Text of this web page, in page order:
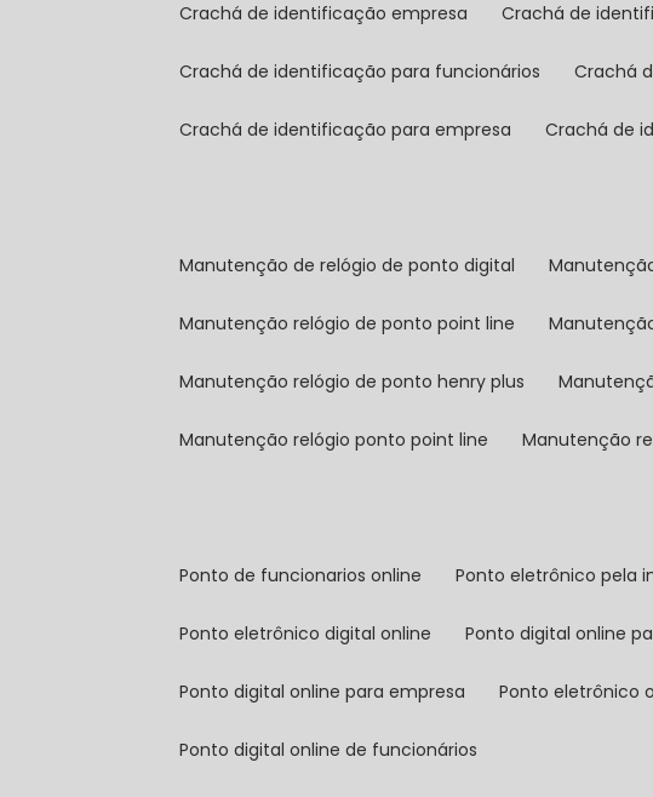
crachá de identificação empresa crachá de
crachá de identificação para funcionários crachá
crachá de identificação para empresa crachá de
manutenção de relógio de ponto digital
manutenção relógio de ponto point line
manutenção relógio de ponto henry plus
manutenção relógio ponto point line manutenção
ponto de funcionarios online ponto eletrônico pela
ponto eletrônico digital online ponto digital online
ponto digital online para empresa ponto eletrônico
ponto digital online de funcionários